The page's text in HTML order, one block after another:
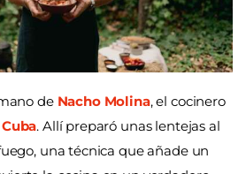
de Nacho Molina, el cocinero
. Allí preparó unas lentejas al
una técnica que añade un